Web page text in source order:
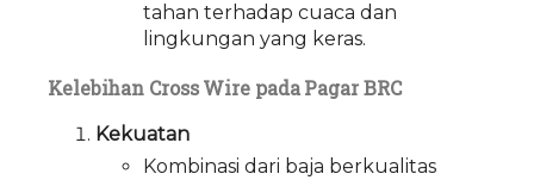
tahan terhadap cuaca dan
lingkungan yang keras.
Kelebihan Cross Wire pada Pagar BRC
Kekuatan
Kombinasi dari baja berkualitas